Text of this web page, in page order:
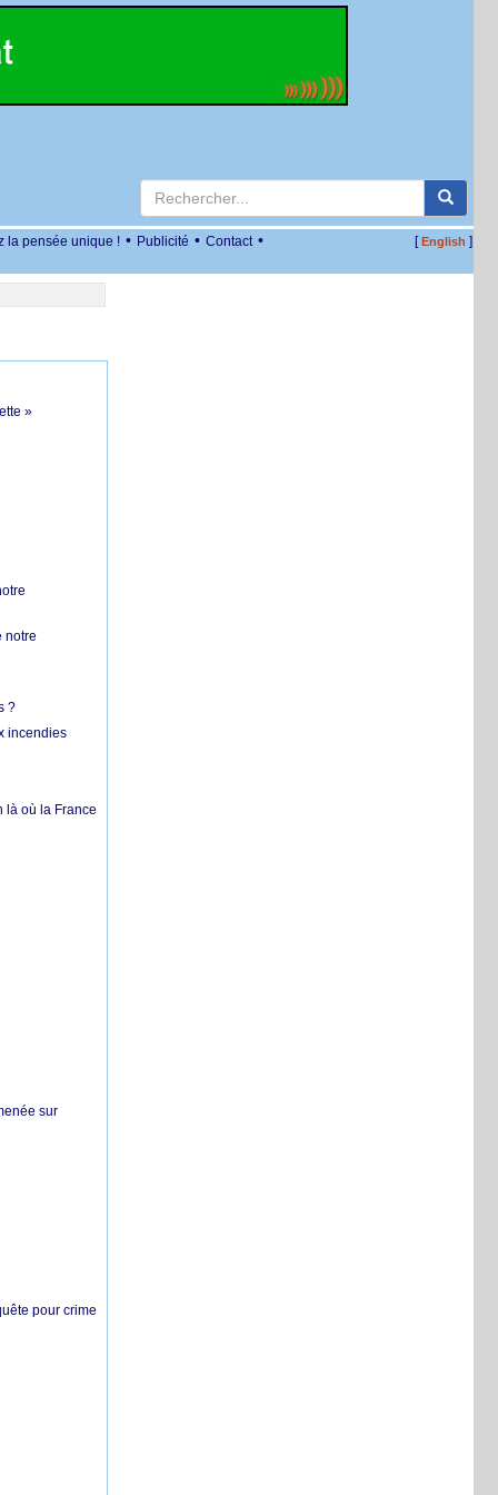
la pensée unique ! • Publicité • Contact • [English ]
»
notre
?
incendies
là où la France
sur
pour crime